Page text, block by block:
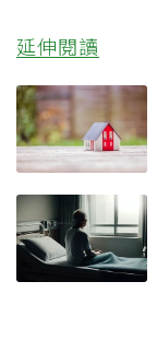
延伸閱讀